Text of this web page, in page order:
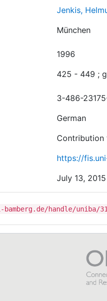
Jenkis,
München
1996
425 - 449 ;
3-486-
German
https://
July 13, 2015
handle/uniba/